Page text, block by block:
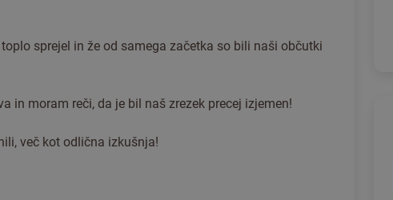
sprejel in že od samega začetka so bili naši občutki
in moram reči, da je bil naš zrezek precej izjemen!
več kot odlična izkušnja!